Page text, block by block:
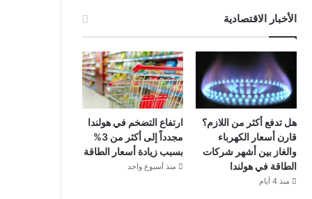
الأخبار الاقتصادية
هل تدفع أكثر من اللازم؟
قارن أسعار الكهرباء
والغاز بين أشهر شركات
الطاقة في هولندا
منذ 4 أيام
ارتفاع التضخم في هولندا
مجدداً إلى أكثر من 3%
بسبب زيادة أسعار الطاقة
منذ أسبوع واحد